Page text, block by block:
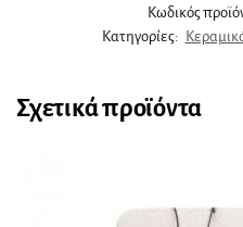
Κωδικός
Κατηγορίες:
Σχετικά προϊόντα